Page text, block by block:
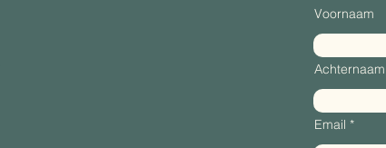
Voornaam
Achternaam
Email